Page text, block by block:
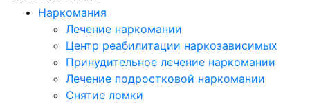
Наркомания
Лечение наркомании
Центр реабилитации наркозависимых
Принудительное лечение наркомании
Лечение подростковой наркомании
Снятие ломки